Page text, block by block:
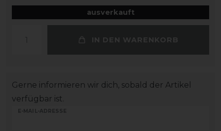
ausverkauft
IN DEN WARENKORB
Gerne informieren wir dich, sobald der Artikel
verfügbar ist.
E-MAIL-ADRESSE